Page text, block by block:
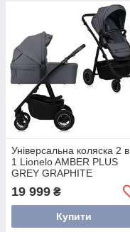
Універсальна коляска 2 в
1 Lionelo AMBER PLUS
GREY GRAPHITE
19 999 ₴
Купити